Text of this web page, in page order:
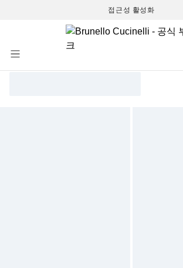
접근성 활성화
Content